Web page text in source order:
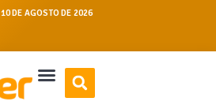
10 DE AGOSTO DE 2026